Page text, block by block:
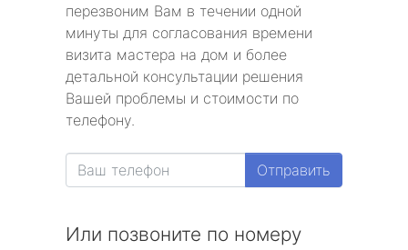
перезвоним Вам в течении одной
минуты для согласования времени
визита мастера на дом и более
детальной консультации решения
Вашей проблемы и стоимости по
телефону.
Отправить
Или позвоните по номеру